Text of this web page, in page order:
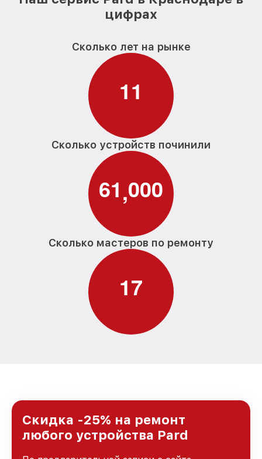
цифрах
Сколько лет на рынке
11
Сколько устройств починили
61,000
Сколько мастеров по ремонту
17
Скидка -25% на ремонт
любого устройства Pard